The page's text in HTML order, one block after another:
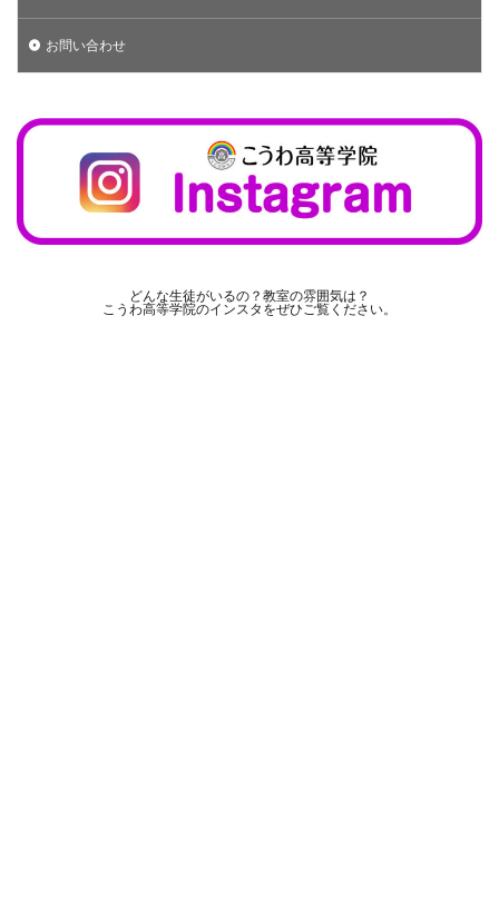
お問い合わせ
どんな生徒がいるの？教室の雰囲気は？
こうわ高等学院のインスタをぜひご覧ください。